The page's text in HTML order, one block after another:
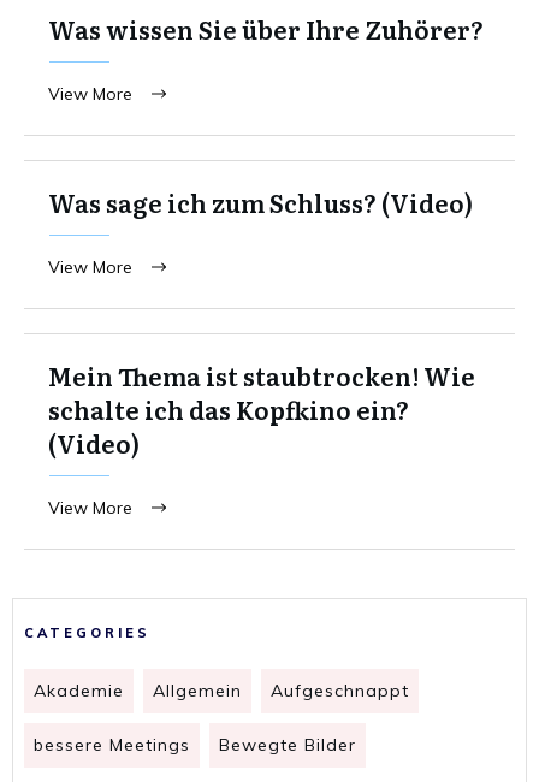
Was wissen Sie über Ihre Zuhörer?
View More
Was sage ich zum Schluss? (Video)
View More
Mein Thema ist staubtrocken! Wie
schalte ich das Kopfkino ein?
(Video)
View More
CATEGORIES
Akademie Allgemein Aufgeschnappt
bessere Meetings Bewegte Bilder